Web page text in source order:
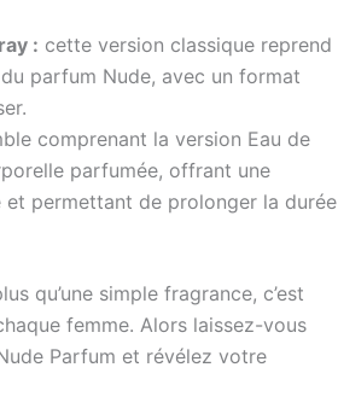
: cette version classique reprend
parfum Nude, avec un format
comprenant la version Eau de
parfumée, offrant une
permettant de prolonger la durée
qu’une simple fragrance, c’est
femme. Alors laissez-vous
Parfum et révélez votre